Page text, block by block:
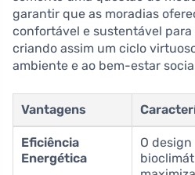
garantir que as moradias
confortável e sustentável para
criando assim um ciclo
ambiente e ao bem-estar
Vantagens
Eficiência
Energética
O design